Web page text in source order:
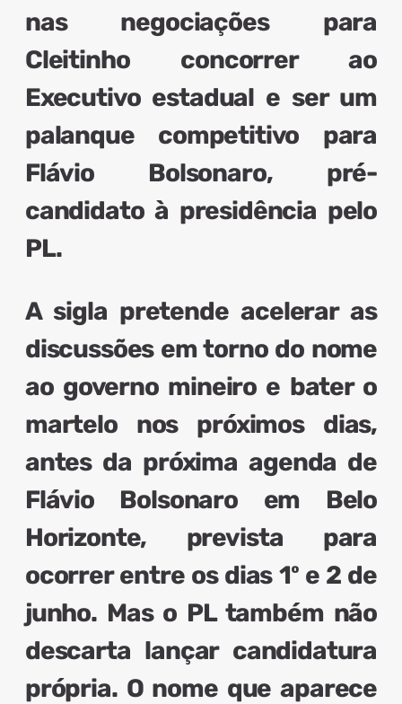
nas negociações para
Cleitinho concorrer ao
Executivo estadual e ser um
palanque competitivo para
Flávio Bolsonaro, pré-
candidato à presidência pelo
PL.
A sigla pretende acelerar as
discussões em torno do nome
ao governo mineiro e bater o
martelo nos próximos dias,
antes da próxima agenda de
Flávio Bolsonaro em Belo
Horizonte, prevista para
ocorrer entre os dias 1º e 2 de
junho. Mas o PL também não
descarta lançar candidatura
própria. O nome que aparece